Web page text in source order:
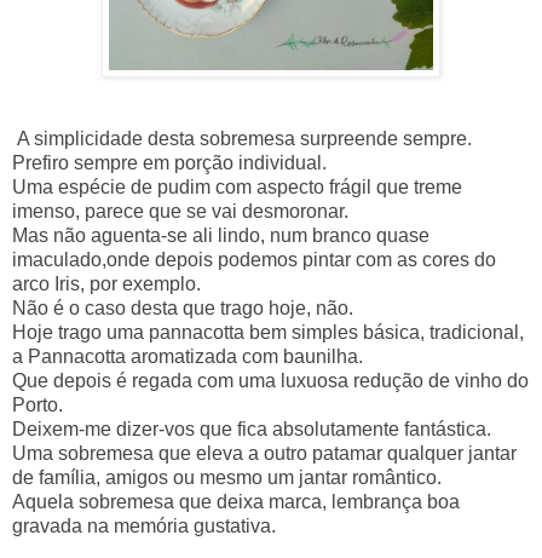
A simplicidade desta sobremesa surpreende sempre.
Prefiro sempre em porção individual.
Uma espécie de pudim com aspecto frágil que treme
imenso, parece que se vai desmoronar.
Mas não aguenta-se ali lindo, num branco quase
imaculado,onde depois podemos pintar com as cores do
arco Iris, por exemplo.
Não é o caso desta que trago hoje, não.
Hoje trago uma pannacotta bem simples básica, tradicional,
a Pannacotta aromatizada com baunilha.
Que depois é regada com uma luxuosa redução de vinho do
Porto.
Deixem-me dizer-vos que fica absolutamente fantástica.
Uma sobremesa que eleva a outro patamar qualquer jantar
de família, amigos ou mesmo um jantar romântico.
Aquela sobremesa que deixa marca, lembrança boa
gravada na memória gustativa.